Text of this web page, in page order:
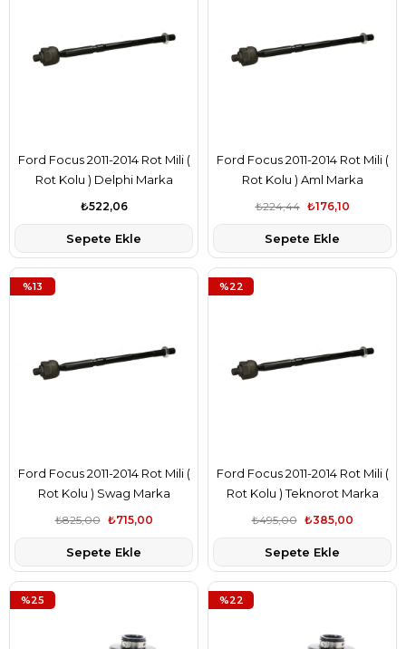
Ford Focus 2011-2014 Rot Mili (
Rot Kolu ) Delphi Marka
4M513L519AB
₺522,06
Sepete Ekle
Ford Focus 2011-2014 Rot Mili (
Rot Kolu ) Aml Marka
4M513L519AB
₺176,10
₺224,44
Sepete Ekle
Ford Focus 2011-2014 Rot Mili (
Rot Kolu ) Swag Marka
4M513L519AB
₺715,00
₺825,00
Sepete Ekle
%13
Ford Focus 2011-2014 Rot Mili (
Rot Kolu ) Teknorot Marka
4M513L519AB
₺385,00
₺495,00
Sepete Ekle
%22
%25 %22